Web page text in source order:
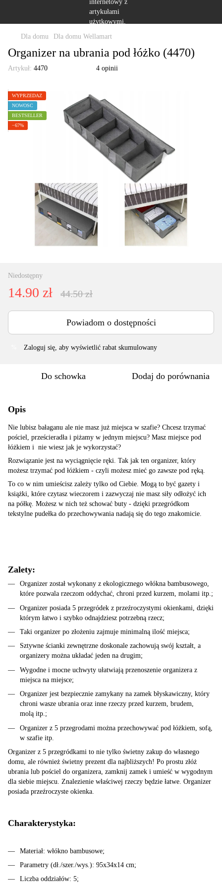
Dla domu Dla domu Wellamart
Organizer na ubrania pod łóżko (4470)
Artykuł: 4470 4 opinii
WYPRZEDAŻ
NOWOŚĆ
BESTSELLER
−67%
Niedostępny
14.90 zł 44.50 zł
Powiadom o dostępności
Zaloguj się , aby wyświetlić rabat skumulowany
Do schowka Dodaj do porównania
Opis
Nie lubisz bałaganu ale nie masz już miejsca w szafie? Chcesz trzymać
pościel, prześcieradła i piżamy w jednym miejscu? Masz miejsce pod
łóżkiem i nie wiesz jak je wykorzystać?
Rozwiązanie jest na wyciągnięcie ręki. Tak jak ten organizer, który
możesz trzymać pod łóżkiem - czyli możesz mieć go zawsze pod ręką.
To co w nim umieścisz zależy tylko od Ciebie. Mogą to być gazety i
książki, które czytasz wieczorem i zazwyczaj nie masz siły odłożyć ich
na półkę. Możesz w nich też schować buty - dzięki przegródkom
tekstylne pudełka do przechowywania nadają się do tego znakomicie.
Zalety:
Organizer został wykonany z ekologicznego włókna bambusowego,
które pozwala rzeczom oddychać, chroni przed kurzem, molami itp.;
Organizer posiada 5 przegródek z przeźroczystymi okienkami, dzięki
którym łatwo i szybko odnajdziesz potrzebną rzecz;
Taki organizer po złożeniu zajmuje minimalną ilość miejsca;
Sztywne ścianki zewnętrzne doskonale zachowują swój kształt, a
organizery można układać jeden na drugim;
Wygodne i mocne uchwyty ułatwiają przenoszenie organizera z
miejsca na miejsce;
Organizer jest bezpiecznie zamykany na zamek błyskawiczny, który
chroni wasze ubrania oraz inne rzeczy przed kurzem, brudem,
molą itp.;
Organizer z 5 przegrodami można przechowywać pod łóżkiem, sofą,
w szafie itp.
Organizer z 5 przegródkami to nie tylko świetny zakup do własnego
domu, ale również świetny prezent dla najbliższych! Po prostu złóż
ubrania lub pościel do organizera, zamknij zamek i umieść w wygodnym
dla siebie miejscu. Znalezienie właściwej rzeczy będzie łatwe. Organizer
posiada przeźroczyste okienka.
Charakterystyka:
Materiał: włókno bambusowe;
Parametry (dł./szer./wys.): 95x34x14 cm;
Liczba oddziałów: 5;